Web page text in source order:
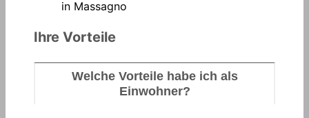
Ihre Vorteile
Welche Vorteile habe ich als
Einwohner?